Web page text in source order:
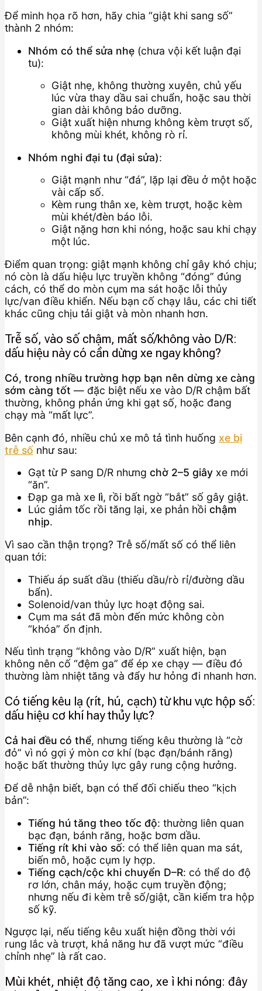
Để minh họa rõ hơn, hãy chia “giật khi sang số”
thành 2 nhóm:
Nhóm có thể sửa nhẹ (chưa vội kết luận đại
tu):
Giật nhẹ, không thường xuyên, chủ yếu
lúc vừa thay dầu sai chuẩn, hoặc sau thời
gian dài không bảo dưỡng.
Giật xuất hiện nhưng không kèm trượt số,
không mùi khét, không rò rỉ.
Nhóm nghi đại tu (đại sửa):
Giật mạnh như “đá”, lặp lại đều ở một hoặc
vài cấp số.
Kèm rung thân xe, kèm trượt, hoặc kèm
mùi khét/đèn báo lỗi.
Giật nặng hơn khi nóng, hoặc sau khi chạy
một lúc.
Điểm quan trọng: giật mạnh không chỉ gây khó chịu;
nó còn là dấu hiệu lực truyền không “đóng” đúng
cách, có thể do mòn cụm ma sát hoặc lỗi thủy
lực/van điều khiển. Nếu bạn cố chạy lâu, các chi tiết
khác cũng chịu tải giật và mòn nhanh hơn.
Trễ số, vào số chậm, mất số/không vào D/R:
dấu hiệu này có cần dừng xe ngay không?
Có, trong nhiều trường hợp bạn nên dừng xe càng
sớm càng tốt — đặc biệt nếu xe vào D/R chậm bất
thường, không phản ứng khi gạt số, hoặc đang
chạy mà “mất lực”.
Bên cạnh đó, nhiều chủ xe mô tả tình huống xe bị
trễ số như sau:
Gạt từ P sang D/R nhưng chờ 2–5 giây xe mới
“ăn”.
Đạp ga mà xe lì, rồi bất ngờ “bắt” số gây giật.
Lúc giảm tốc rồi tăng lại, xe phản hồi chậm
nhịp.
Vì sao cần thận trọng? Trễ số/mất số có thể liên
quan tới:
Thiếu áp suất dầu (thiếu dầu/rò rỉ/đường dầu
bẩn).
Solenoid/van thủy lực hoạt động sai.
Cụm ma sát đã mòn đến mức không còn
“khóa” ổn định.
Nếu tình trạng “không vào D/R” xuất hiện, bạn
không nên cố “đệm ga” để ép xe chạy — điều đó
thường làm nhiệt tăng và đẩy hư hỏng đi nhanh hơn.
Có tiếng kêu lạ (rít, hú, cạch) từ khu vực hộp số:
dấu hiệu cơ khí hay thủy lực?
Cả hai đều có thể, nhưng tiếng kêu thường là “cờ
đỏ” vì nó gợi ý mòn cơ khí (bạc đạn/bánh răng)
hoặc bất thường thủy lực gây rung cộng hưởng.
Để dễ nhận biết, bạn có thể đối chiếu theo “kịch
bản”:
Tiếng hú tăng theo tốc độ: thường liên quan
bạc đạn, bánh răng, hoặc bơm dầu.
Tiếng rít khi vào số: có thể liên quan ma sát,
biến mô, hoặc cụm ly hợp.
Tiếng cạch/cộc khi chuyển D–R: có thể do độ
rơ lớn, chân máy, hoặc cụm truyền động;
nhưng nếu đi kèm trễ số/giật, cần kiểm tra hộp
số kỹ.
Ngược lại, nếu tiếng kêu xuất hiện đồng thời với
rung lắc và trượt, khả năng hư đã vượt mức “điều
chỉnh nhẹ” là rất cao.
Mùi khét, nhiệt độ tăng cao, xe ì khi nóng: đây